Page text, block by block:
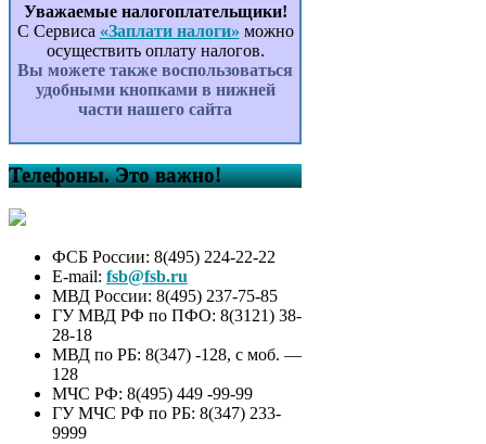
Уважаемые налогоплательщики!
С Сервиса «Заплати налоги» можно
осуществить оплату налогов.
Вы можете также воспользоваться
удобными кнопками в нижней
части нашего сайта
Телефоны. Это важно!
ФСБ России: 8(495) 224-22-22
E-mail: fsb@fsb.ru
МВД России: 8(495) 237-75-85
ГУ МВД РФ по ПФО: 8(3121) 38-
28-18
МВД по РБ: 8(347) -128, с моб. —
128
МЧС РФ: 8(495) 449 -99-99
ГУ МЧС РФ по РБ: 8(347) 233-
9999